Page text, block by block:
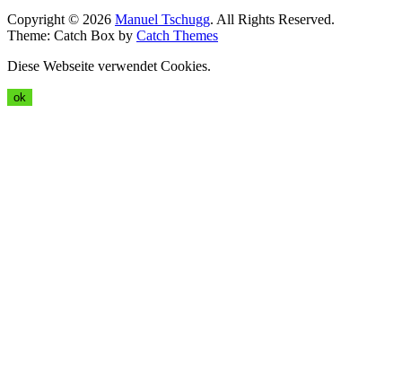
Copyright © 2026 Manuel Tschugg. All Rights Reserved.
Theme: Catch Box by Catch Themes
Diese Webseite verwendet Cookies.